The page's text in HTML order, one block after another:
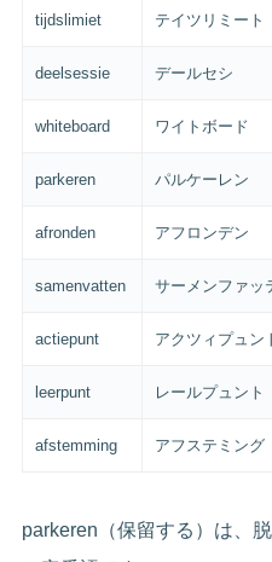
tijdslimiet テイツリミート
deelsessie デールセシ
whiteboard ワイトボード
parkeren パルケーレン
afronden アフロンデン
samenvatten サーメンファッ
actiepunt アクツィプュン
leerpunt レールプュント
afstemming アフステミング
parkeren（保留する）は、